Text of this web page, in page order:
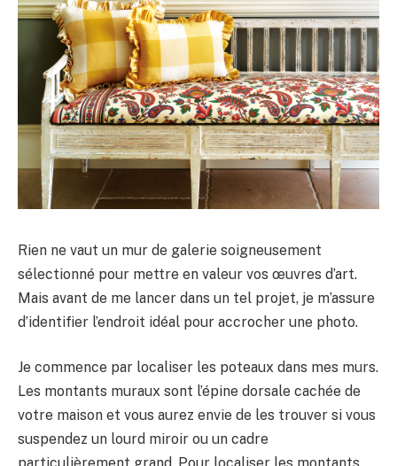
Rien ne vaut un mur de galerie soigneusement
sélectionné pour mettre en valeur vos œuvres d’art.
Mais avant de me lancer dans un tel projet, je m’assure
d’identifier l’endroit idéal pour accrocher une photo.
Je commence par localiser les poteaux dans mes murs.
Les montants muraux sont l’épine dorsale cachée de
votre maison et vous aurez envie de les trouver si vous
suspendez un lourd miroir ou un cadre